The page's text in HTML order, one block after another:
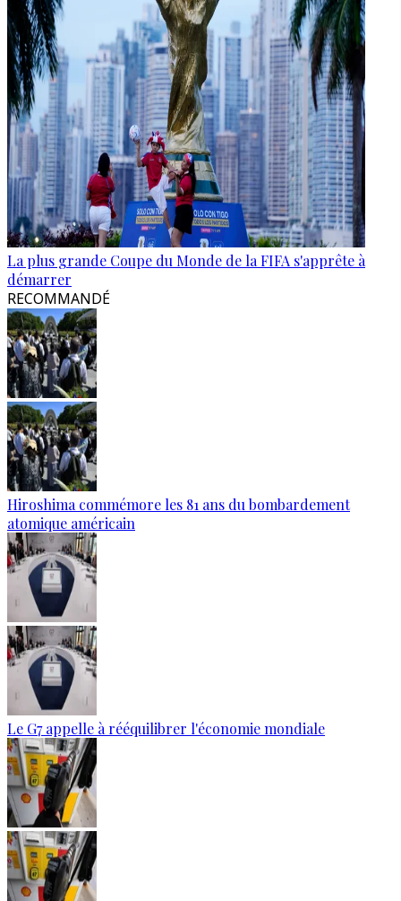
La plus grande Coupe du Monde de la FIFA s'apprête à
démarrer
RECOMMANDÉ
Hiroshima commémore les 81 ans du bombardement
atomique américain
Le G7 appelle à rééquilibrer l'économie mondiale